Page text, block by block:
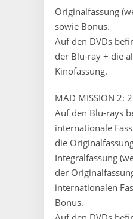
Originalfassung
sowie Bonus.
Auf den DVDs
der Blu-ray + die
Kinofassung.
MAD MISSION 2:
Auf den Blu-rays
internationale
die
Integralfassung
der
internationalen
Bonus.